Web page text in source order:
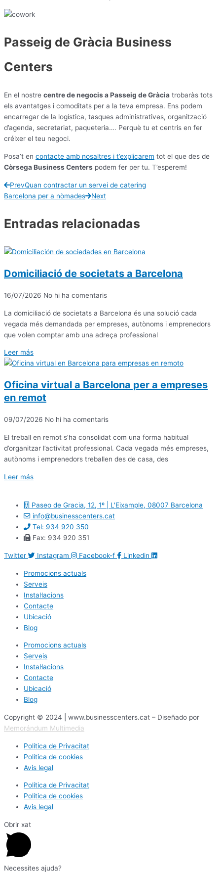
Passeig de Gràcia Business
Centers
En el nostre centre de negocis a Passeig de Gràcia trobaràs tots
els avantatges i comoditats per a la teva empresa. Ens podem
encarregar de la logística, tasques administratives, organització
d’agenda, secretariat, paqueteria…. Perquè tu et centris en fer
créixer el teu negoci.
Posa’t en contacte amb nosaltres i t’explicarem tot el que des de
Còrsega Business Centers podem fer per tu. T’esperem!
PrevQuan contractar un servei de catering
Barcelona per a nòmades
Next
Entradas relacionadas
Domiciliació de societats a Barcelona
16/07/2026 No hi ha comentaris
La domiciliació de societats a Barcelona és una solució cada
vegada més demandada per empreses, autònoms i emprenedors
que volen comptar amb una adreça professional
Leer más
Oficina virtual a Barcelona per a empreses
en remot
09/07/2026 No hi ha comentaris
El treball en remot s’ha consolidat com una forma habitual
d’organitzar l’activitat professional. Cada vegada més empreses,
autònoms i emprenedors treballen des de casa, des
Leer más
Paseo de Gracia, 12, 1º | L'Eixample, 08007 Barcelona
info@businesscenters.cat
Tel: 934 920 350
Fax: 934 920 351
Twitter Instagram Facebook-f Linkedin
Promocions actuals
Serveis
Instal·lacions
Contacte
Ubicació
Blog
Promocions actuals
Serveis
Instal·lacions
Contacte
Ubicació
Blog
Copyright © 2024 | www.businesscenters.cat – Diseñado por
Memorándum Multimedia
Política de Privacitat
Política de cookies
Avis legal
Política de Privacitat
Política de cookies
Avis legal
Obrir xat
Necessites ajuda?